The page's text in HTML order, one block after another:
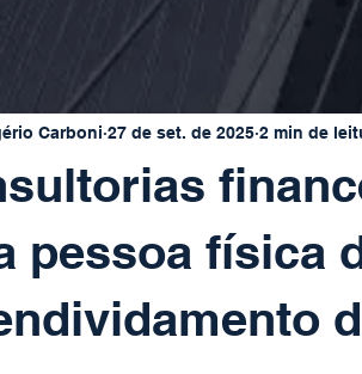
pessoa física
Carboni 27 de set. de 2025 2 min de